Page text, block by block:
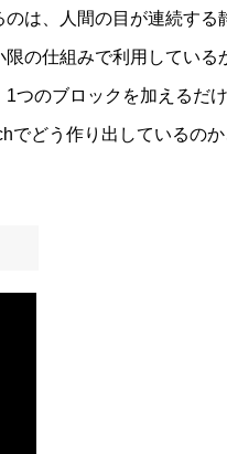
ゲームの作り方｜クローン
ームの作り方｜タイマーと
関数）の作り方｜足し算・
は、人間の目が連続する
の仕組みで利用している
つのブロックを加えるだ
でどう作り出しているの